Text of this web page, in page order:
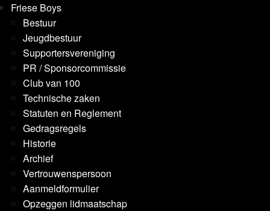
Friese Boys
Bestuur
Jeugdbestuur
Supportersvereniging
PR / Sponsorcommissie
Club van 100
Technische zaken
Statuten en Reglement
Gedragsregels
Historie
Archief
Vertrouwenspersoon
Aanmeldformulier
Opzeggen lidmaatschap